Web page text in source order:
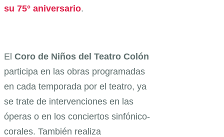
su 75° aniversario.
El Coro de Niños del Teatro Colón
participa en las obras programadas
en cada temporada por el teatro, ya
se trate de intervenciones en las
óperas o en los conciertos sinfónico-
corales. También realiza